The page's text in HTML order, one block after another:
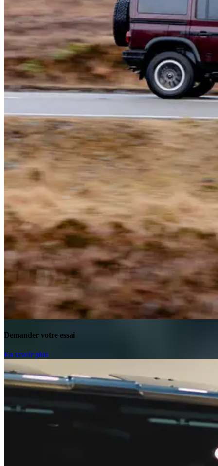
Demander votre essai
En savoir plus